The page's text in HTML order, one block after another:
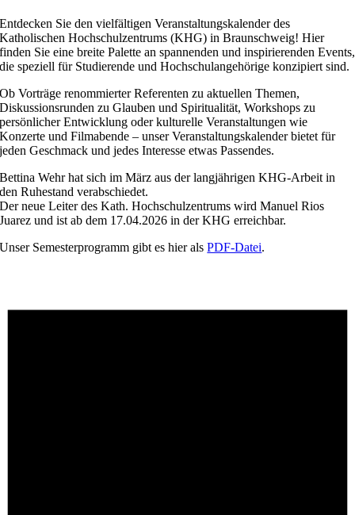
Entdecken Sie den vielfältigen Veranstaltungskalender des
Katholischen Hochschulzentrums (KHG) in Braunschweig! Hier
finden Sie eine breite Palette an spannenden und inspirierenden Events,
die speziell für Studierende und Hochschulangehörige konzipiert sind.
Ob Vorträge renommierter Referenten zu aktuellen Themen,
Diskussionsrunden zu Glauben und Spiritualität, Workshops zu
persönlicher Entwicklung oder kulturelle Veranstaltungen wie
Konzerte und Filmabende – unser Veranstaltungskalender bietet für
jeden Geschmack und jedes Interesse etwas Passendes.
Bettina Wehr hat sich im März aus der langjährigen KHG-Arbeit in
den Ruhestand verabschiedet.
Der neue Leiter des Kath. Hochschulzentrums wird Manuel Rios
Juarez und ist ab dem 17.04.2026 in der KHG erreichbar.
Unser Semesterprogramm gibt es hier alsPDF-Datei.